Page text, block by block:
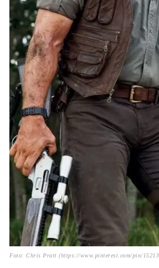
Foto: Chris Pratt (https://www.pinterest.com/pin/